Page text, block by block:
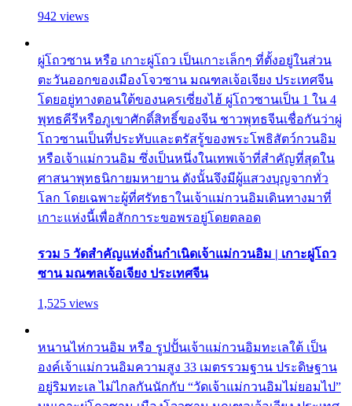
942 views
ผู่โถวซาน หรือ เกาะผู่โถว เป็นเกาะเล็กๆ ที่ตั้งอยู่ในส่วน
ตะวันออกของเมืองโจวซาน มณฑลเจ้อเจียง ประเทศจีน
โดยอยู่ทางตอนใต้ของนครเซี่ยงไฮ้ ผู่โถวซานเป็น 1 ใน 4
พุทธคีรีหรือภูเขาศักดิ์สิทธิ์ของจีน ชาวพุทธจีนเชื่อกันว่าผู่
โถวซานเป็นที่ประทับและตรัสรู้ของพระโพธิสัตว์กวนอิม
หรือเจ้าแม่กวนอิม ซึ่งเป็นหนึ่งในเทพเจ้าที่สำคัญที่สุดใน
ศาสนาพุทธนิกายมหายาน ดังนั้นจึงมีผู้แสวงบุญจากทั่ว
โลก โดยเฉพาะผู้ที่ศรัทธาในเจ้าแม่กวนอิมเดินทางมาที่
เกาะแห่งนี้เพื่อสักการะขอพรอยู่โดยตลอด
รวม 5 วัดสำคัญแห่งถิ่นกำเนิดเจ้าแม่กวนอิม | เกาะผู่โถว
ซาน มณฑลเจ้อเจียง ประเทศจีน
1,525 views
หนานไห่กวนอิม หรือ รูปปั้นเจ้าแม่กวนอิมทะเลใต้ เป็น
องค์เจ้าแม่กวนอิมความสูง 33 เมตรรวมฐาน ประดิษฐาน
อยู่ริมทะเล ไม่ไกลกันนักกับ “วัดเจ้าแม่กวนอิมไม่ยอมไป”